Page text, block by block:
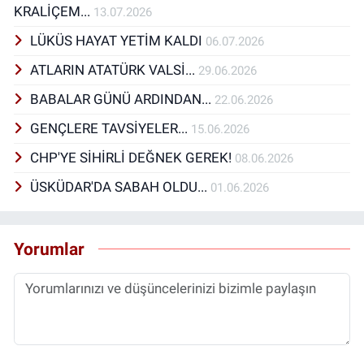
KRALİÇEM... 13.07.2026
LÜKÜS HAYAT YETİM KALDI 06.07.2026
ATLARIN ATATÜRK VALSİ... 29.06.2026
BABALAR GÜNÜ ARDINDAN... 22.06.2026
GENÇLERE TAVSİYELER... 15.06.2026
CHP'YE SİHİRLİ DEĞNEK GEREK! 08.06.2026
ÜSKÜDAR'DA SABAH OLDU... 01.06.2026
Yorumlar